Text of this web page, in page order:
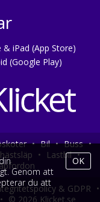
& iPad (App Store)
(Google Play)
• Bil • Buss •
• Lastbil •
& GDPR •
• © 2026 Klicket.se
Genom att
du att
OK